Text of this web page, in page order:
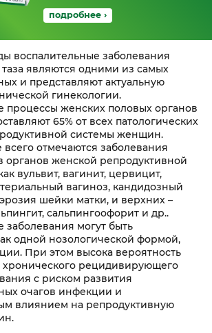
подробнее ›
воспалительные заболевания
являются одними из самых
и представляют актуальную
гинекологии.
процессы женских половых органов
65% от всех патологических
системы женщин.
отмечаются заболевания
органов женской репродуктивной
вульвит, вагинит, цервицит,
вагиноз, кандидозный
шейки матки, и верхних –
сальпингоофорит и др..
заболевания могут быть
одной нозологической формой,
При этом высока вероятность
рецидивирующего
с риском развития
очагов инфекции и
влиянием на репродуктивную